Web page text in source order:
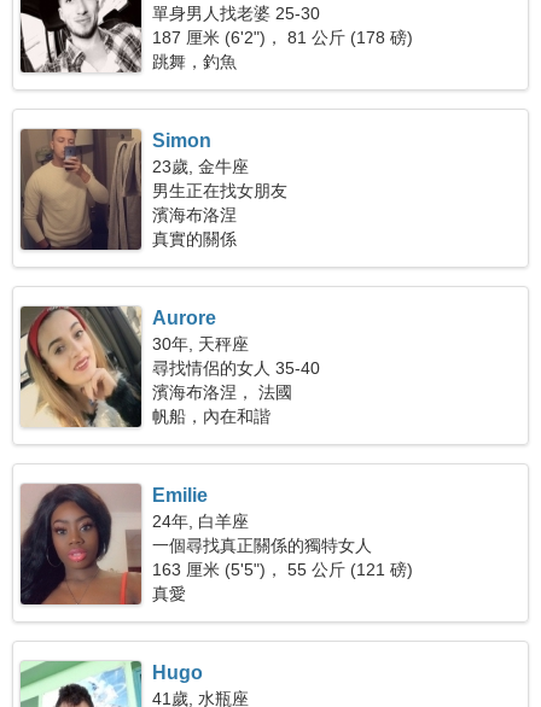
單身男人找老婆 25-30
187 厘米 (6'2")， 81 公斤 (178 磅)
跳舞，釣魚
Simon
23歲, 金牛座
男生正在找女朋友
濱海布洛涅
真實的關係
Aurore
30年, 天秤座
尋找情侶的女人 35-40
濱海布洛涅， 法國
帆船，內在和諧
Emilie
24年, 白羊座
一個尋找真正關係的獨特女人
163 厘米 (5'5")， 55 公斤 (121 磅)
真愛
Hugo
41歲, 水瓶座